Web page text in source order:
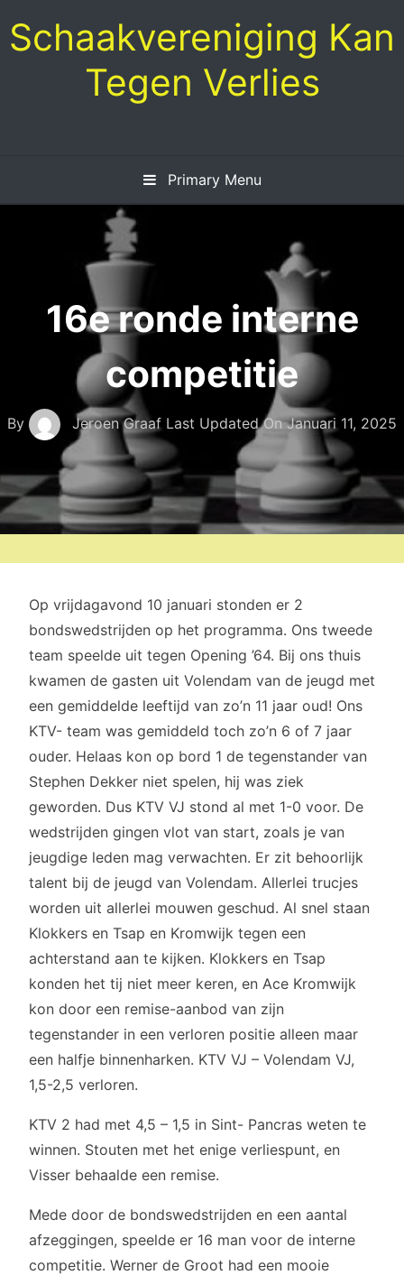
to
content
Schaakvereniging Kan
Tegen Verlies
Primary Menu
16e ronde interne
competitie
By Jeroen Graaf Last Updated OnJanuari 11, 2025
Op vrijdagavond 10 januari stonden er 2
bondswedstrijden op het programma. Ons tweede
team speelde uit tegen Opening ’64. Bij ons thuis
kwamen de gasten uit Volendam van de jeugd met
een gemiddelde leeftijd van zo’n 11 jaar oud! Ons
KTV- team was gemiddeld toch zo’n 6 of 7 jaar
ouder. Helaas kon op bord 1 de tegenstander van
Stephen Dekker niet spelen, hij was ziek
geworden. Dus KTV VJ stond al met 1-0 voor. De
wedstrijden gingen vlot van start, zoals je van
jeugdige leden mag verwachten. Er zit behoorlijk
talent bij de jeugd van Volendam. Allerlei trucjes
worden uit allerlei mouwen geschud. Al snel staan
Klokkers en Tsap en Kromwijk tegen een
achterstand aan te kijken. Klokkers en Tsap
konden het tij niet meer keren, en Ace Kromwijk
kon door een remise-aanbod van zijn
tegenstander in een verloren positie alleen maar
een halfje binnenharken. KTV VJ – Volendam VJ,
1,5-2,5 verloren.
KTV 2 had met 4,5 – 1,5 in Sint- Pancras weten te
winnen. Stouten met het enige verliespunt, en
Visser behaalde een remise.
Mede door de bondswedstrijden en een aantal
afzeggingen, speelde er 16 man voor de interne
competitie. Werner de Groot had een mooie